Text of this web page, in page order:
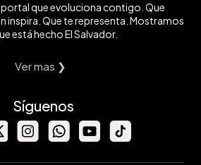
que evoluciona contigo. Que
inspira. Que te representa. Mostramos
está hecho El Salvador.
Ver mas ❯
Síguenos